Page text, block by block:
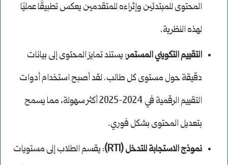
المحتوى للمبتدئين وإثراءه للمتقدمين يعكس تطبيقًا عمليًا
لهذه النظرية.
التقييم التكويني المستمر: يستند تمايز المحتوى إلى بيانات
دقيقة حول مستوى كل طالب. لقد أصبح استخدام أدوات
التقييم الرقمية في 2024-2025 أكثر سهولة، مما يسمح
بتعديل المحتوى بشكل فوري.
نموذج الاستجابة للتدخل (RTI)
: يقسم الطلاب إلى مستويات